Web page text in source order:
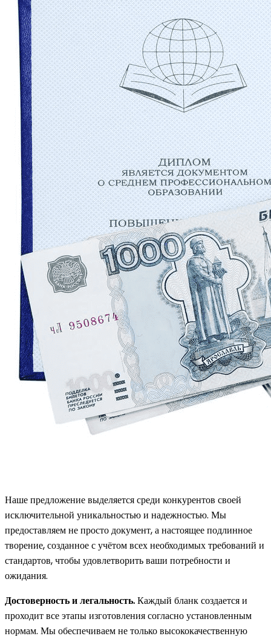
Наше предложение выделяется среди конкурентов своей
исключительной уникальностью и надежностью. Мы
предоставляем не просто документ, а настоящее подлинное
творение, созданное с учётом всех необходимых требований и
стандартов, чтобы удовлетворить ваши потребности и
ожидания.
Достоверность и легальность.Каждый бланк создается и
проходит все этапы изготовления согласно установленным
нормам. Мы обеспечиваем не только высококачественную